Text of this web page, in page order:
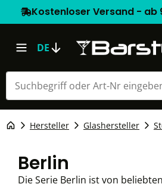
Kostenloser Versand -
DE
Hersteller Glashersteller
Berlin
Die Serie Berlin ist von